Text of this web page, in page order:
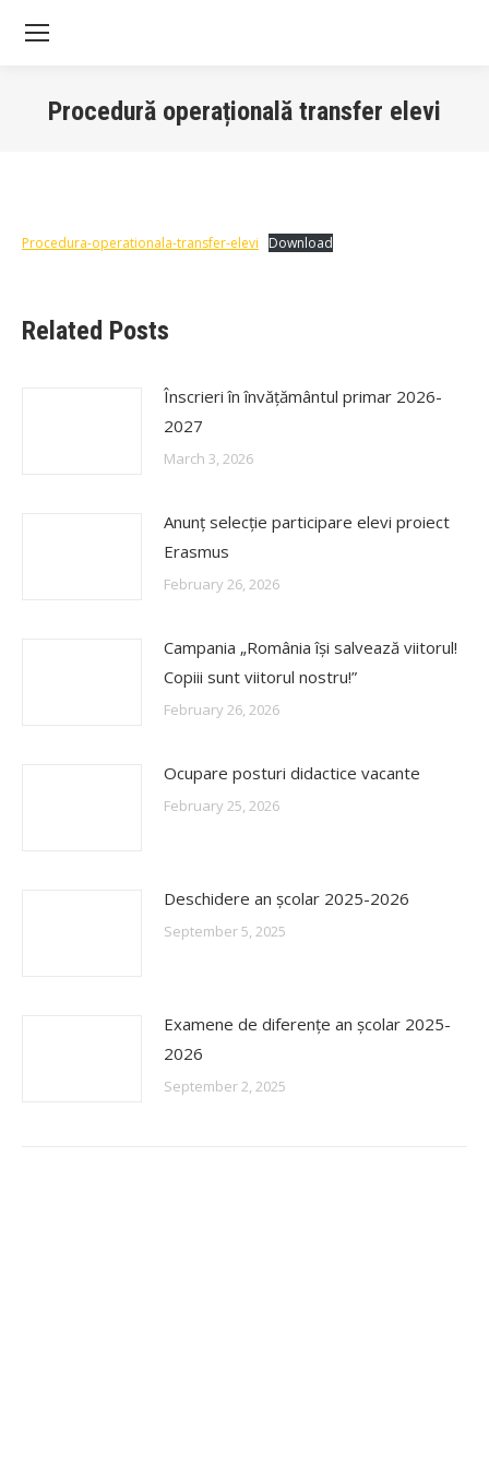
Procedură operațională transfer elevi
Procedura-operationala-transfer-elevi Download
Related Posts
Înscrieri în învățământul primar 2026-
2027
March 3, 2026
Anunț selecție participare elevi proiect
Erasmus
February 26, 2026
Campania „România își salvează viitorul!
Copiii sunt viitorul nostru!”
February 26, 2026
Ocupare posturi didactice vacante
February 25, 2026
Deschidere an școlar 2025-2026
September 5, 2025
Examene de diferențe an școlar 2025-
2026
September 2, 2025